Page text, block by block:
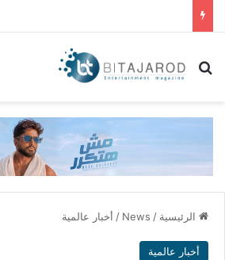
بحث عن
الرئيسية /
News
/ أخبار عالمية
أخبار عالمية